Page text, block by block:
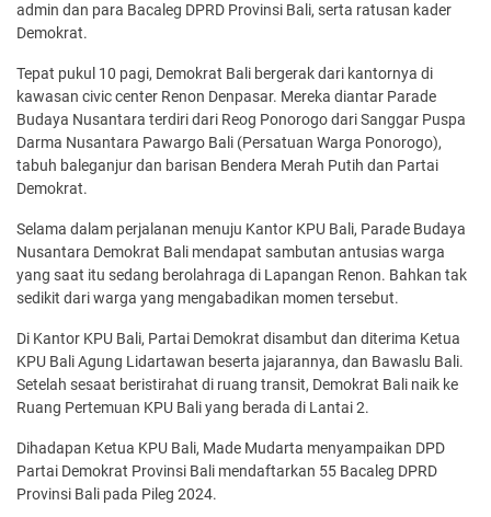
admin dan para Bacaleg DPRD Provinsi Bali, serta ratusan kader
Demokrat.
Tepat pukul 10 pagi, Demokrat Bali bergerak dari kantornya di
kawasan civic center Renon Denpasar. Mereka diantar Parade
Budaya Nusantara terdiri dari Reog Ponorogo dari Sanggar Puspa
Darma Nusantara Pawargo Bali (Persatuan Warga Ponorogo),
tabuh baleganjur dan barisan Bendera Merah Putih dan Partai
Demokrat.
Selama dalam perjalanan menuju Kantor KPU Bali, Parade Budaya
Nusantara Demokrat Bali mendapat sambutan antusias warga
yang saat itu sedang berolahraga di Lapangan Renon. Bahkan tak
sedikit dari warga yang mengabadikan momen tersebut.
Di Kantor KPU Bali, Partai Demokrat disambut dan diterima Ketua
KPU Bali Agung Lidartawan beserta jajarannya, dan Bawaslu Bali.
Setelah sesaat beristirahat di ruang transit, Demokrat Bali naik ke
Ruang Pertemuan KPU Bali yang berada di Lantai 2.
Dihadapan Ketua KPU Bali, Made Mudarta menyampaikan DPD
Partai Demokrat Provinsi Bali mendaftarkan 55 Bacaleg DPRD
Provinsi Bali pada Pileg 2024.